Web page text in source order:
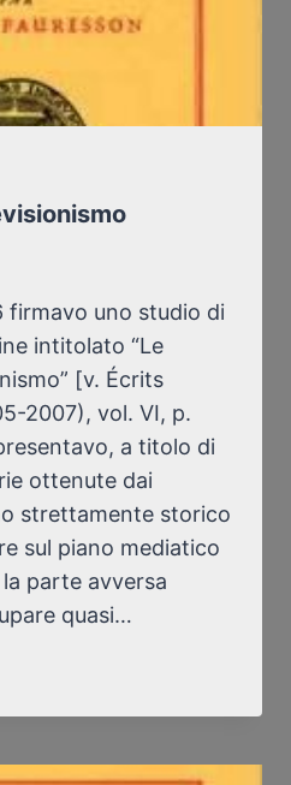
firmavo uno studio di
intitolato “Le
[v. Écrits
2007), vol. VI, p.
a titolo di
ottenute dai
strettamente storico
sul piano mediatico
parte avversa
quasi…